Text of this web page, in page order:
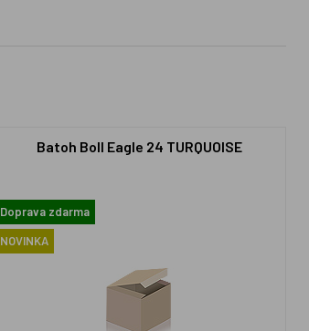
Batoh Boll Eagle 24 TURQUOISE
Doprava zdarma
NOVINKA